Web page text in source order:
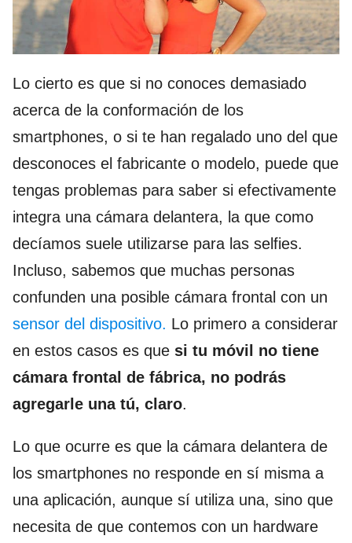
Lo cierto es que si no conoces demasiado
acerca de la conformación de los
smartphones, o si te han regalado uno del que
desconoces el fabricante o modelo, puede que
tengas problemas para saber si efectivamente
integra una cámara delantera, la que como
decíamos suele utilizarse para las selfies.
Incluso, sabemos que muchas personas
confunden una posible cámara frontal con un
sensor del dispositivo. Lo primero a considerar
en estos casos es que si tu móvil no tiene
cámara frontal de fábrica, no podrás
agregarle una tú, claro.
Lo que ocurre es que la cámara delantera de
los smartphones no responde en sí misma a
una aplicación, aunque sí utiliza una, sino que
necesita de que contemos con un hardware